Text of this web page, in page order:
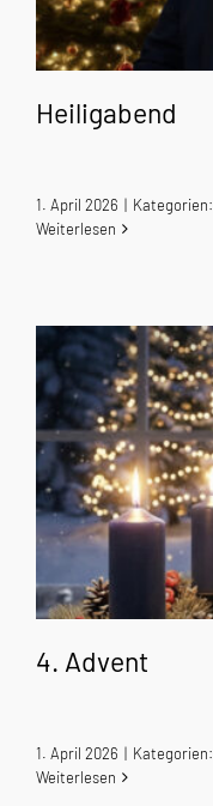
Heiligabend
1. April 2026 | Kategorien:
Weiterlesen
4. Advent
1. April 2026 | Kategorien:
Weiterlesen